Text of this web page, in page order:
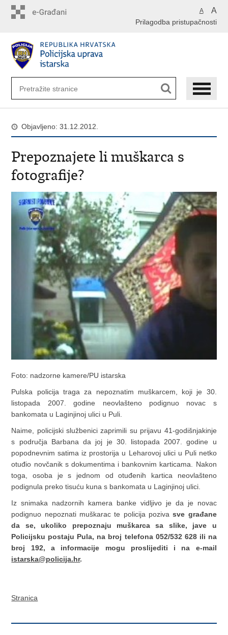
A A
Prilagodba pristupačnosti
Objavljeno: 31.12.2012.
Prepoznajete li muškarca s
fotografije?
Foto: nadzorne kamere/PU istarska
Pulska policija traga za nepoznatim muškarcem, koji je 30.
listopada 2007. godine neovlašteno podignuo novac s
bankomata u Laginjinoj ulici u Puli.
Naime, policijski službenici zaprimili su prijavu 41-godišnjakinje
s područja Barbana da joj je 30. listopada 2007. godine u
popodnevnim satima iz prostorija u Leharovoj ulici u Puli netko
otuđio novčanik s dokumentima i bankovnim karticama. Nakon
toga, osoba je s jednom od otuđenih kartica neovlašteno
podignula preko tisuću kuna s bankomata u Laginjinoj ulici.
Iz snimaka nadzornih kamera banke vidljivo je da je novac
podignuo nepoznati muškarac te policija pozivasve građane
da se, ukoliko prepoznaju muškarca sa slike, jave u
Policijsku postaju Pula, na broj telefona 052/532 628 ili na
broj 192, a informacije mogu proslijediti i na e-mail
istarska@policija.hr.
Stranica